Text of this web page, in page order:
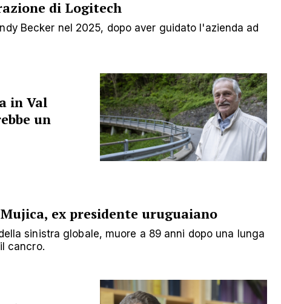
di Logitech
Becker nel 2025, dopo aver guidato l'azienda ad
in Val
un
Mujica, ex presidente uruguaiano
sinistra globale, muore a 89 anni dopo una lunga
cancro.